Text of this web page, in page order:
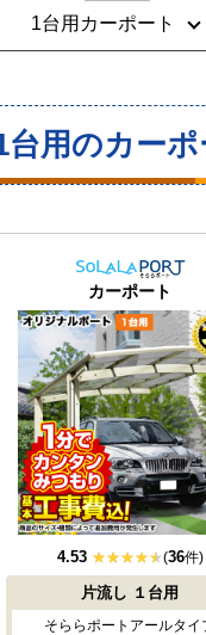
1台用カーポート
台用のカー
カーポート
4.53 (36件)
片流し １台用
そららポートアールタイ